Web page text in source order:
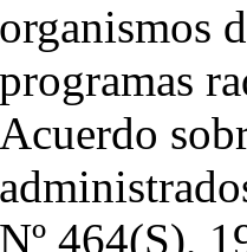
organismos
programas
Acuerdo
Nº 464(S),